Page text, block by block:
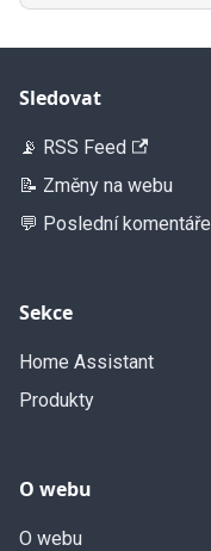
Sledovat
📡 RSS Feed
📝 Změny na webu
💬 Poslední komentáře
Sekce
Home Assistant
Produkty
O webu
O webu